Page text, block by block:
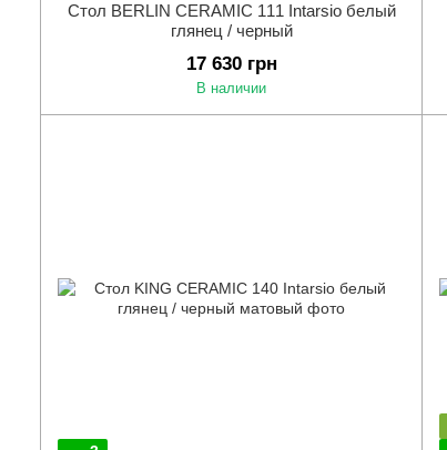
Стол BERLIN CERAMIC 111 Intarsio белый
глянец / черный
17 630 грн
В наличии